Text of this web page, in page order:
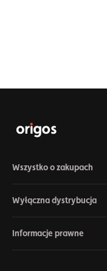
Wszystko o zakupach
Wyłączna dystrybucja
Informacje prawne